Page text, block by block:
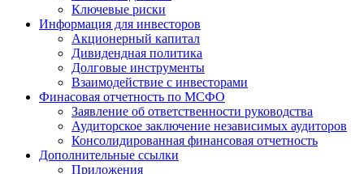
Ключевые риски
Информация для инвесторов
Акционерный капитал
Дивидендная политика
Долговые инструменты
Взаимодействие с инвеcторами
Финасовая отчетность по МСФО
Заявление об ответственности руководства
Аудиторское заключение независимых аудиторов
Консолидированная финансовая отчетность
Дополнительные ссылки
Приложения